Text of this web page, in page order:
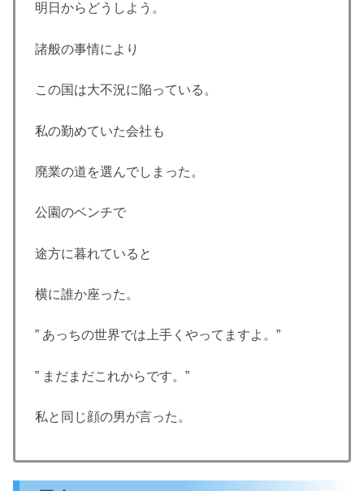
明日からどうしよう。
諸般の事情により
この国は大不況に陥っている。
私の勤めていた会社も
廃業の道を選んでしまった。
公園のベンチで
途方に暮れていると
横に誰か座った。
” あっちの世界では上手くやってますよ。”
” まだまだこれからです。”
私と同じ顔の男が言った。